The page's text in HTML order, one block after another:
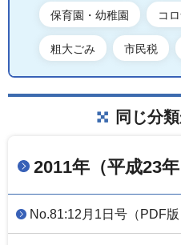
保育園・幼稚園 コ
粗大ごみ 市民税
同じ分
2011年（平成23
No.81:12月1日号（PDF版